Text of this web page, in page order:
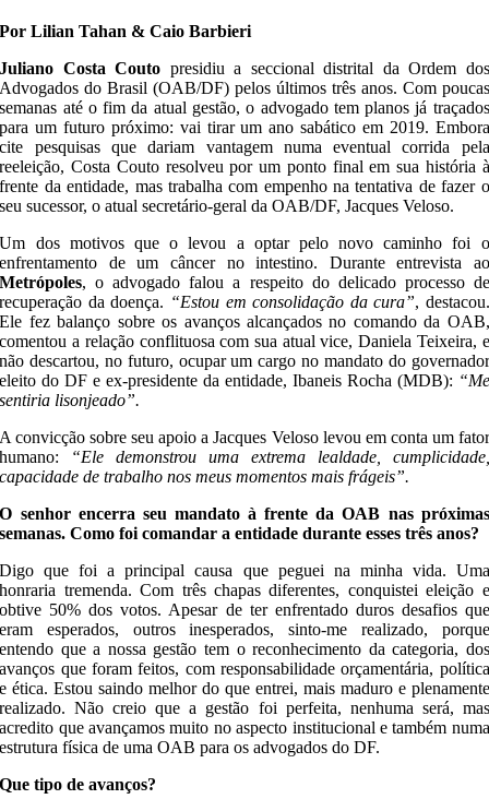
Por Lilian Tahan & Caio Barbieri
Juliano Costa Couto presidiu a seccional distrital da Ordem dos
Advogados do Brasil (OAB/DF) pelos últimos três anos. Com poucas
semanas até o fim da atual gestão, o advogado tem planos já traçados
para um futuro próximo: vai tirar um ano sabático em 2019. Embora
cite pesquisas que dariam vantagem numa eventual corrida pela
reeleição, Costa Couto resolveu por um ponto final em sua história à
frente da entidade, mas trabalha com empenho na tentativa de fazer o
seu sucessor, o atual secretário-geral da OAB/DF, Jacques Veloso.
Um dos motivos que o levou a optar pelo novo caminho foi o
enfrentamento de um câncer no intestino. Durante entrevista ao
Metrópoles, o advogado falou a respeito do delicado processo de
recuperação da doença. “Estou em consolidação da cura”, destacou.
Ele fez balanço sobre os avanços alcançados no comando da OAB,
comentou a relação conflituosa com sua atual vice, Daniela Teixeira, e
não descartou, no futuro, ocupar um cargo no mandato do governador
eleito do DF e ex-presidente da entidade, Ibaneis Rocha (MDB): “Me
sentiria lisonjeado”.
A convicção sobre seu apoio a Jacques Veloso levou em conta um fator
humano:
“Ele demonstrou uma extrema lealdade, cumplicidade,
capacidade de trabalho nos meus momentos mais frágeis”.
O senhor encerra seu mandato à frente da OAB nas próximas
semanas. Como foi comandar a entidade durante esses três anos?
Digo que foi a principal causa que peguei na minha vida. Uma
honraria tremenda. Com três chapas diferentes, conquistei eleição e
obtive 50% dos votos. Apesar de ter enfrentado duros desafios que
eram esperados, outros inesperados, sinto-me realizado, porque
entendo que a nossa gestão tem o reconhecimento da categoria, dos
avanços que foram feitos, com responsabilidade orçamentária, política
e ética. Estou saindo melhor do que entrei, mais maduro e plenamente
realizado. Não creio que a gestão foi perfeita, nenhuma será, mas
acredito que avançamos muito no aspecto institucional e também numa
estrutura física de uma OAB para os advogados do DF.
Que tipo de avanços?